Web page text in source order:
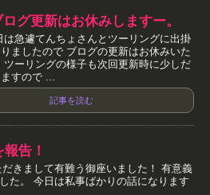
グ更新はお休みしますー。
は急遽てんちょさんとツーリングに出掛
ましたので ブログの更新はお休みいた
ツーリングの様子も次回更新時に少しだ
すので ...
記事を読む
告！
きまして有難う御座いました！ 有意義
た。 今日は私事ばかりの話になります